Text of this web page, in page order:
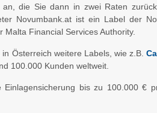
an, die Sie dann in zwei Raten
Novumbank.at ist ein Label der
Financial Services Authority.
Österreich weitere Labels, wie z.B.
100.000 Kunden weltweit.
Einlagensicherung bis zu 100.000 €